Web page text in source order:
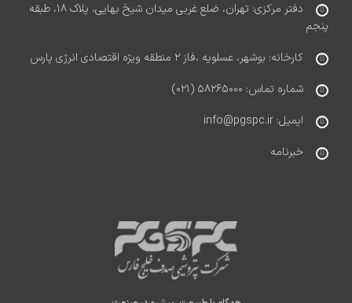
دفتر مرکزی: تهران، ضلع غربی میدان شیخ بهایی، پلاک ۱۸، طبقه
پنجم
کارخانه: بوشهر، عسلویه ،فاز ۲ منطقه ویژه اقتصادی انرژی پارس
شماره تماس: ۵۸۲۶۵۰۰۰ (۰۲۱)
ایمیل: info@pgspc.ir
خبرنامه